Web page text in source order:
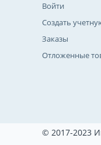
Войти
Создать
Заказы
Отложенные
© 2017-2023